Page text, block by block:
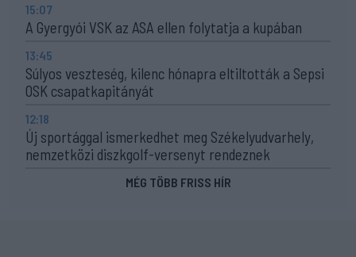
15:07
A Gyergyói VSK az ASA ellen folytatja a kupában
13:45
Súlyos veszteség, kilenc hónapra eltiltották a Sepsi
OSK csapatkapitányát
12:18
Új sportággal ismerkedhet meg Székelyudvarhely,
nemzetközi diszkgolf-versenyt rendeznek
MÉG TÖBB FRISS HÍR